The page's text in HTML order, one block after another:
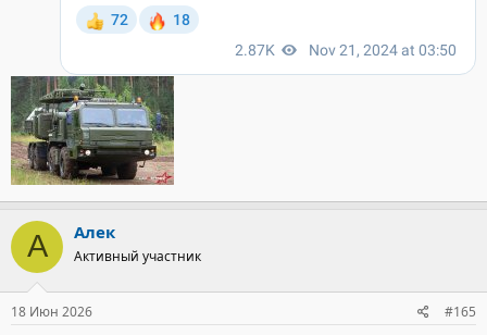
А Алек
Активный участник
18 Июн 2026 #165